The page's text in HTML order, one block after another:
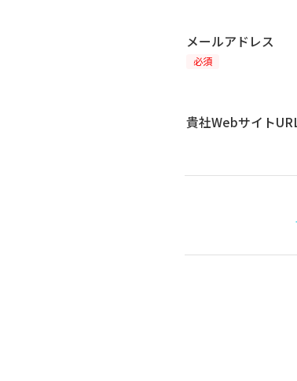
メールアドレス
必須
貴社Webサイト